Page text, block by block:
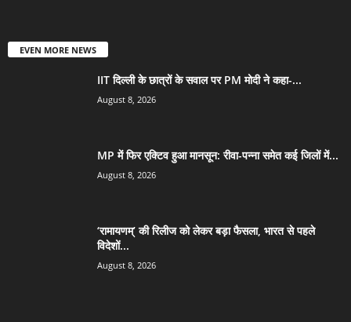
EVEN MORE NEWS
IIT दिल्ली के छात्रों के सवाल पर PM मोदी ने कहा-...
August 8, 2026
MP में फिर एक्टिव हुआ मानसून: रीवा-पन्ना समेत कई जिलों में...
August 8, 2026
‘रामायणम्’ की रिलीज को लेकर बड़ा फैसला, भारत से पहले
विदेशों...
August 8, 2026